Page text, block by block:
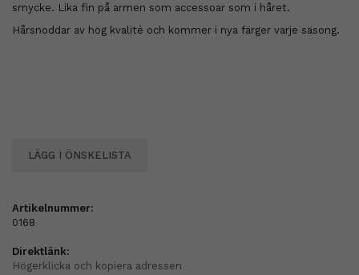
smycke. Lika fin på armen som accessoar som i håret.
Hårsnoddar av hög kvalité och kommer i nya färger varje säsong.
LÄGG I ÖNSKELISTA
Artikelnummer:
0168
Direktlänk:
Högerklicka och kopiera adressen